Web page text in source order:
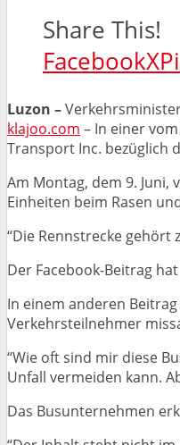
Share This!
FacebookX
Luzon –
klajoo.com – In einer
Transport Inc. bezüglich
Am Montag, dem 9.
Einheiten beim Rasen
“Die Rennstrecke gehört
Der Facebook-Beitrag
In einem anderen
Verkehrsteilnehmer
“Wie oft sind mir diese
Unfall vermeiden kann.
Das Busunternehmen